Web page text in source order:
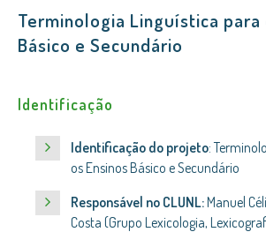
CLUNL
Terminologia Linguística para
Básico e Secundário
Identificação
Identificação do projeto:
os Ensinos Básico e Secundário
Responsável no CLUNL:Manuel
Costa (Grupo Lexicologia,